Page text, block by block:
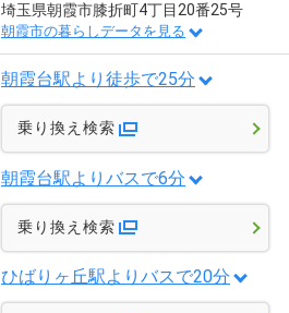
埼玉県朝霞市膝折町4丁目20番25号
朝霞市の暮らしデータを見る
朝霞台駅より徒歩で25分
乗り換え検索
朝霞台駅よりバスで6分
乗り換え検索
ひばりヶ丘駅よりバスで20分